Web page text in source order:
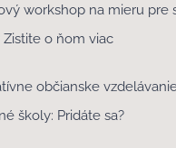
workshop na mieru pre
Zistite o ňom viac
občianske
školy: Pridáte sa?